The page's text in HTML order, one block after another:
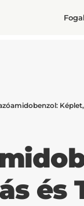
és